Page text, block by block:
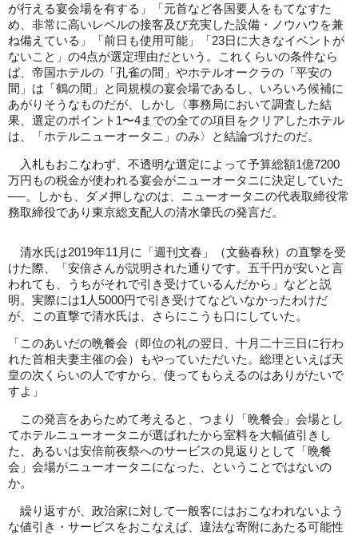
が行える宴会場を有する」「元首など各国要人をもてなすた
め、非常に高いレベルの接客及び充実した設備・ノウハウを兼
ね備えている」「前日も使用可能」「23日に大きなイベントが
ないこと」の4点が選定理由だという。これくらいの条件なら
ば、帝国ホテルの「孔雀の間」やホテルオークラの「平安の
間」は「鶴の間」と同規模の宴会場であるし、いろいろ候補に
あがりそうなものだが、しかし〈事務局において調査した結
果、選定のポイント1〜4までの全ての項目をクリアしたホテル
は、「ホテルニューオータニ」のみ〉と結論づけたのだ。
入札もおこなわず、不透明な選定によって予算総額1億7200
万円もの税金が使われる宴会がニューオータニに決定していた
──。しかも、ダメ押しなのは、ニューオータニの代表取締役常
務取締役であり東京総支配人の清水肇氏の発言だ。
清水氏は2019年11月に「週刊文春」（文藝春秋）の直撃を受
けた際、「安倍さんが説明された通りです。五千円が安いと言
われても、うちがそれで引き受けているんだから」などと説
明。実際には1人5000円で引き受けてなどいなかったわけだ
が、この直撃で清水氏は、さらにこうも口にしていた。
「このあいだの晩餐会（即位の礼の翌日、十月二十三日に行わ
れた首相夫妻主催の会）もやっていただいた。総理といえば天
皇の次くらいの人ですから、使ってもらえるのはありがたいで
すよ」
この発言をあらためて考えると、つまり「晩餐会」会場とし
てホテルニューオータニが選ばれたから室料を大幅値引きし
た、あるいは安倍前夜祭へのサービスの見返りとして「晩餐
会」会場がニューオータニになった、ということではないの
か。
繰り返すが、政治家に対して一般客にはおこなわれないよう
な値引き・サービスをおこなえば、違法な寄附にあたる可能性